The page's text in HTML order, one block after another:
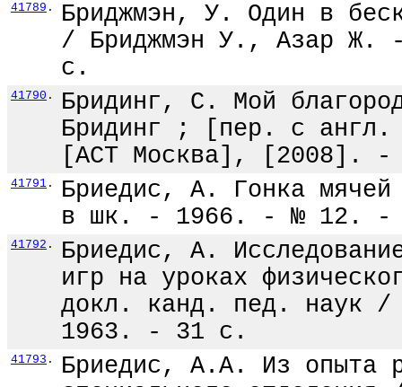
41789 .
Бриджмэн, У. Один в
/ Бриджмэн У., Азар Ж.
с.
41790 .
Бридинг, С. Мой
Бридинг ; [пер. с
[АСТ Москва], [2008]. -
41791 .
Бриедис, А. Гонка
в шк. - 1966. - № 12. -
41792 .
Бриедис, А.
игр на уроках
докл. канд. пед. наук
1963. - 31 с.
41793 .
Бриедис, А.А. Из опыта